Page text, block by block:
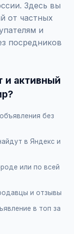
Здесь вы
от частных
и
посредников
и активный
без
в Яндекс и
или по всей
и отзывы
в топ за